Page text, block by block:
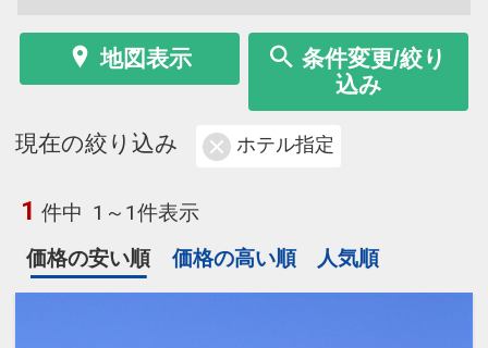
地図表示
条件変更/絞り
込み
現在の絞り込み ホテル指定
1 件中 1～1件表示
価格の安い順
価格の高い順 人気順